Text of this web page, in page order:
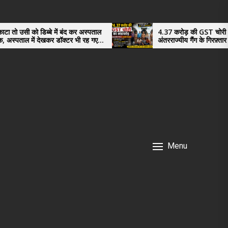
कर अस्पताल
भी रह गए
4.37 करोड़ की GST चोरी का भंडाफोड़,
अंतरराज्यीय गैंग के गिरफ़्तार तीनो आरोपी ऊधमसिंह
नगर के, साइबर ठगी छोड़ अपनाया नया तरी
Menu